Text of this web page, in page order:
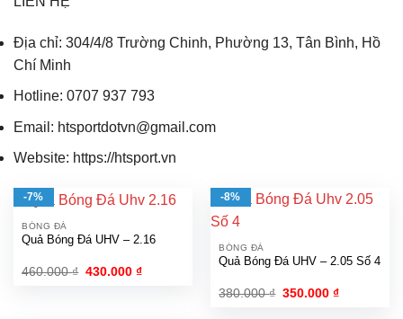
Địa chỉ: 304/4/8 Trường Chinh, Phường 13, Tân Bình, Hồ
Chí Minh
Hotline: 0707 937 793
Email: htsportdotvn@gmail.com
Website: https://htsport.vn
-7%
BÓNG ĐÁ
Quả Bóng Đá UHV – 2.16
460.000₫ Giá
430.000₫Giá
-8%
BÓNG ĐÁ
Quả Bóng Đá UHV – 2.05 Số 4
380.000₫ Giá
350.000₫Giá